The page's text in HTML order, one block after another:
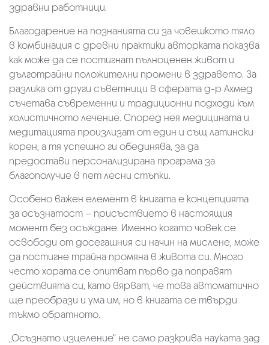
здравни работници.
Благодарение на познанията си за човешкото тяло
в комбинация с древни практики авторката показва
как може да се постигнат пълноценен живот и
дълготрайни положителни промени в здравето. За
разлика от други съветници в сферата д-р Ахмед
съчетава съвременни и традиционни подходи към
холистичното лечение. Според нея медицината и
медитацията произлизат от един и същ латински
корен, а тя успешно ги обединява, за да
предостави персонализирана програма за
благополучие в пет лесни стъпки.
Особено важен елемент в книгата е концепцията
за осъзнатост – присъствието в настоящия
момент без осъждане. Именно когато човек се
освободи от досегашния си начин на мислене, може
да постигне трайна промяна в живота си. Много
често хората се опитват първо да поправят
действията си, като вярват, че това автоматично
ще преобрази и ума им, но в книгата се твърди
тъкмо обратното.
„Осъзнато изцеление“ не само разкрива науката зад